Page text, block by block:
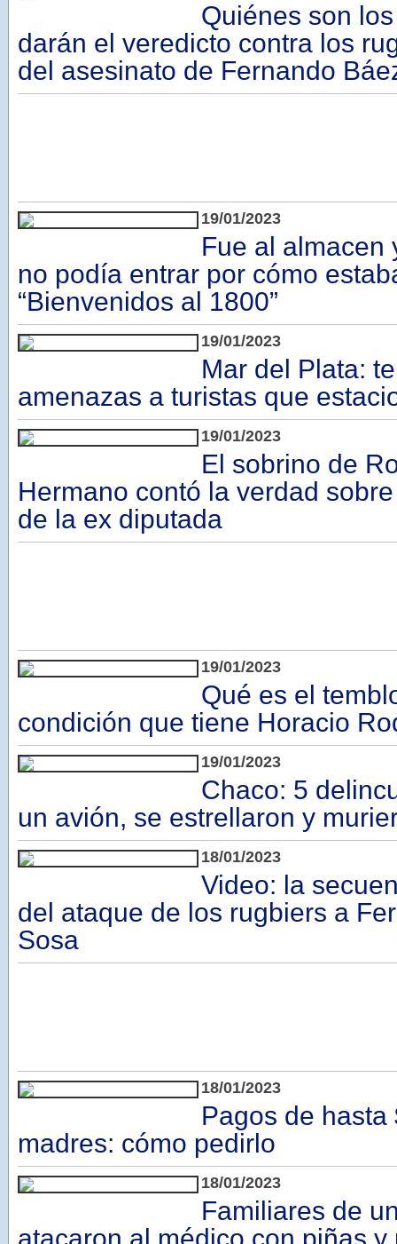
Quiénes son
darán el veredicto contra los
del asesinato de Fernando
19/01/2023
Fue al almacen
no podía entrar por cómo
“Bienvenidos al 1800”
19/01/2023
Mar del Plata:
amenazas a turistas que
19/01/2023
El sobrino de
Hermano contó la verdad
de la ex diputada
19/01/2023
Qué es el
condición que tiene Horacio
19/01/2023
Chaco: 5
un avión, se estrellaron y
18/01/2023
Video: la
del ataque de los rugbiers a
Sosa
18/01/2023
Pagos de
madres: cómo pedirlo
18/01/2023
Familiares de